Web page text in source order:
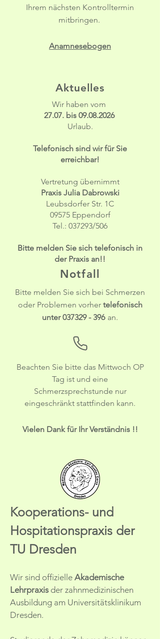
Ihrem nächsten Kontrolltermin
mitbringen.
Anamnesebogen
Aktuelles
Wir haben vom
27.07. bis 09.08.2026
Urlaub.
Telefonisch sind wir für Sie
erreichbar!
Vertretung übernimmt
Praxis Julia Dabrowski
Leubsdorfer Str. 1C
09575 Eppendorf
Tel.: 037293/506
Bitte melden Sie sich telefonisch in
der Praxis an!!​
Notfall
Bitte melden Sie sich bei Schmerzen
oder Problemen vorher telefonisch
unter037329 - 396 an.
Beachten Sie bitte das Mittwoch OP
Tag ist und eine
Schmerzsprechstunde nur
eingeschränkt stattfinden kann.
Vielen Dank für Ihr Verständnis !!
Kooperations- und
Hospitationspraxis der
TU Dresden
Wir sind offizielle Akademische
Lehrpraxis der zahnmedizinischen
Ausbildung am Universitätsklinikum
Dresden.